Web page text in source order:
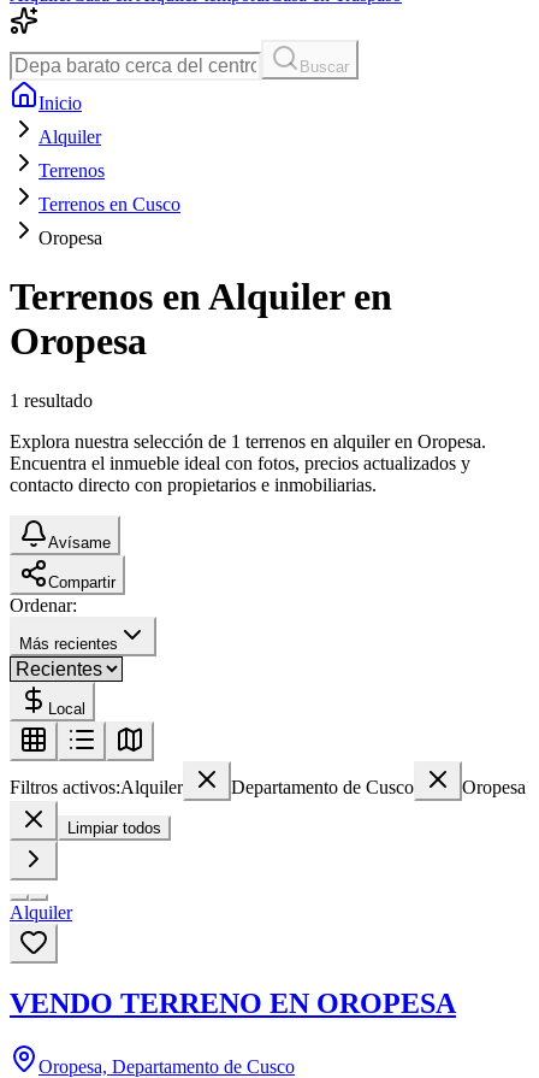
Buscar
Inicio
Alquiler
Terrenos
Terrenos en Cusco
Oropesa
Terrenos en Alquiler en
Oropesa
1 resultado
Explora nuestra selección de 1 terrenos en alquiler en Oropesa.
Encuentra el inmueble ideal con fotos, precios actualizados y
contacto directo con propietarios e inmobiliarias.
Avísame
Compartir
Ordenar:
Más recientes
Local
Filtros activos:Alquiler Departamento de Cusco Oropesa
Limpiar todos
Alquiler
VENDO TERRENO EN OROPESA
Oropesa, Departamento de Cusco